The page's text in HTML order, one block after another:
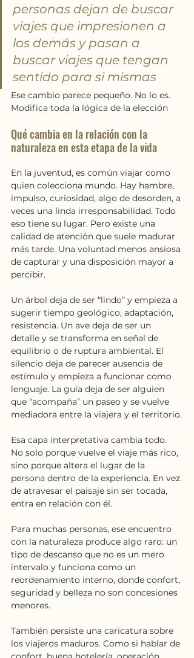
personas dejan de buscar
viajes que impresionen a
los demás y pasan a
buscar viajes que tengan
sentido para si mismas
Ese cambio parece pequeño. No lo es.
Modifica toda la lógica de la elección
Qué cambia en la relación con la
naturaleza en esta etapa de la vida
En la juventud, es común viajar como
quien colecciona mundo. Hay hambre,
impulso, curiosidad, algo de desorden, a
veces una linda irresponsabilidad. Todo
eso tiene su lugar. Pero existe una
calidad de atención que suele madurar
más tarde. Una voluntad menos ansiosa
de capturar y una disposición mayor a
percibir.
Un árbol deja de ser “lindo” y empieza a
sugerir tiempo geológico, adaptación,
resistencia. Un ave deja de ser un
detalle y se transforma en señal de
equilibrio o de ruptura ambiental. El
silencio deja de parecer ausencia de
estímulo y empieza a funcionar como
lenguaje. La guía deja de ser alguien
que “acompaña” un paseo y se vuelve
mediadora entre la viajera y el territorio.
Esa capa interpretativa cambia todo.
No solo porque vuelve el viaje más rico,
sino porque altera el lugar de la
persona dentro de la experiencia. En vez
de atravesar el paisaje sin ser tocada,
entra en relación con él.
Para muchas personas, ese encuentro
con la naturaleza produce algo raro: un
tipo de descanso que no es un mero
intervalo y funciona como un
reordenamiento interno, donde confort,
seguridad y belleza no son concesiones
menores.
También persiste una caricatura sobre
los viajeros maduros. Como si hablar de